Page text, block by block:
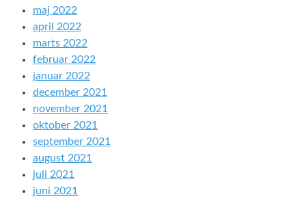
maj 2022
april 2022
marts 2022
februar 2022
januar 2022
december 2021
november 2021
oktober 2021
september 2021
august 2021
juli 2021
juni 2021